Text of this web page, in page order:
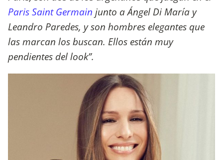
Paris Saint Germain junto a Ángel Di María y
Leandro Paredes, y son hombres elegantes que
las marcan los buscan. Ellos están muy
pendientes del look”.